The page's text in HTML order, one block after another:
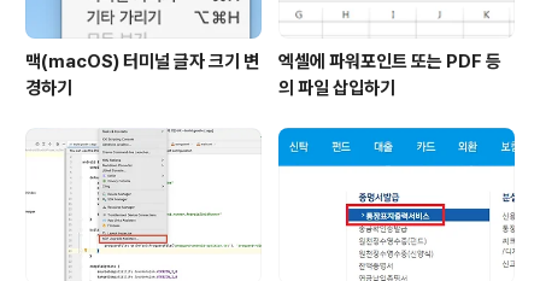
맥(macOS) 터미널 글자 크기 변
경하기
엑셀에 파워포인트 또는 PDF 등
의 파일 삽입하기